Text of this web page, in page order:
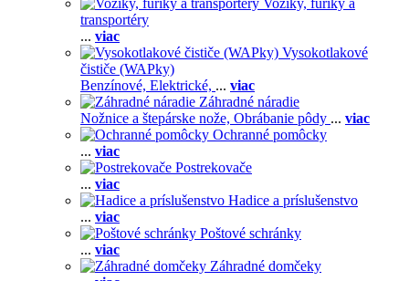
Voziky, fúriky a
transportéry
... viac
Vysokotlakové
čističe (WAPky)
Benzínové, Elektrické, ... viac
Záhradné náradie
Nožnice a štepárske nože, Obrábanie pôdy ... viac
Ochranné pomôcky
... viac
Postrekovače
... viac
Hadice a príslušenstvo
... viac
Poštové schránky
... viac
Záhradné domčeky